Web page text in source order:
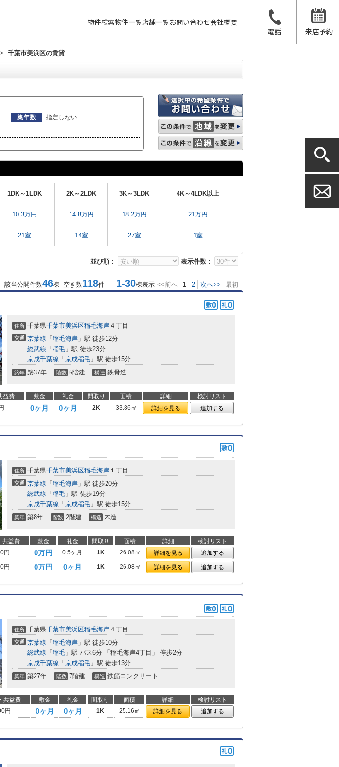
物件検索物件一覧店舗一覧お問い合わせ会社概要
電話
来店予約
> 千葉市美浜区の賃貸
築年数
指定しない
1DK～1LDK 2K～2LDK 3K～3LDK 4K～4LDK以上
10.3万円 14.8万円 18.2万円 21万円
21室 14室 27室 1室
並び順： 表示件数：
該当公開件数46棟 空き数118件 1-30棟表示 <<前へ 1 2 次へ>> 最初
住所 千葉県千葉市美浜区稲毛海岸 ４丁目
交通 京葉線 「 稲毛海岸 」駅 徒歩12分
総武線 「 稲毛 」駅 徒歩23分
京成千葉線 「 京成稲毛 」駅 徒歩15分
築年 築37年 階数 5階建 構造 鉄骨造
益費 敷金 礼金 間取り 面積 詳細
検討リスト
0ヶ月 0ヶ月 2K 33.86㎡ 詳細を見る 追加する
住所 千葉県千葉市美浜区稲毛海岸 １丁目
交通 京葉線 「 稲毛海岸 」駅 徒歩20分
総武線 「 稲毛 」駅 徒歩19分
京成千葉線 「 京成稲毛 」駅 徒歩15分
築年 築8年 階数 2階建 構造 木造
共益費 敷金 礼金 間取り 面積 詳細
検討リスト
円 0万円 0.5ヶ月 1K 26.08㎡ 詳細を見る
追加する
円 0万円 0ヶ月 1K 26.08㎡ 詳細を見る 追加する
住所 千葉県千葉市美浜区稲毛海岸 ４丁目
交通 京葉線 「 稲毛海岸 」駅 徒歩10分
総武線 「 稲毛 」駅 バス6分 「稲毛海岸4丁目」 停歩2分
京成千葉線 「 京成稲毛 」駅 徒歩13分
築年 築27年 階数 7階建 構造 鉄筋コンクリート
共益費 敷金 礼金 間取り 面積 詳細
検討リスト
円 0ヶ月 0ヶ月 1K 25.16㎡ 詳細を見る 追加する